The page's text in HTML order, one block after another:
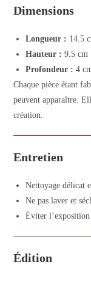
Dimensions
Longueur : 14.5
Hauteur : 9.5 cm
Profondeur : 4
Chaque pièce étant
peuvent apparaître.
création.
Entretien
Nettoyage délicat
Ne pas laver et
Éviter
Édition